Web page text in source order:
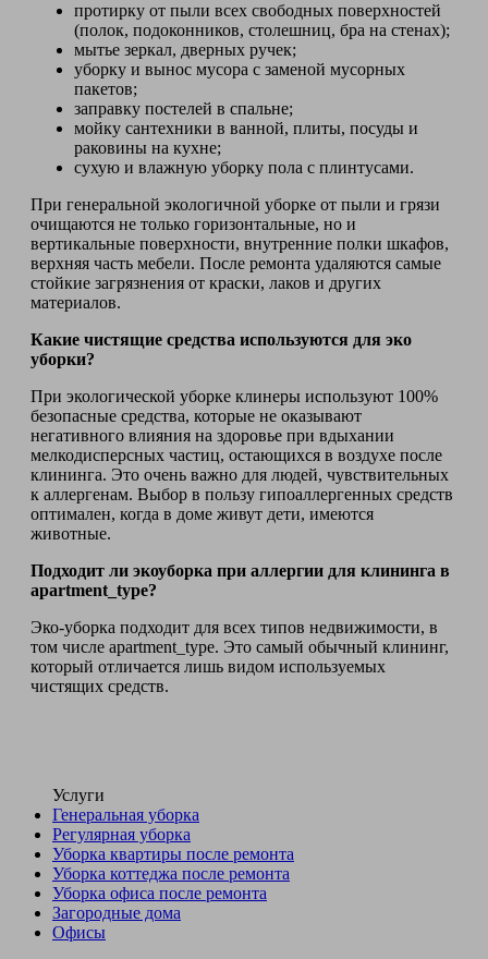
протирку от пыли всех свободных поверхностей
(полок, подоконников, столешниц, бра на стенах);
мытье зеркал, дверных ручек;
уборку и вынос мусора с заменой мусорных
пакетов;
заправку постелей в спальне;
мойку сантехники в ванной, плиты, посуды и
раковины на кухне;
сухую и влажную уборку пола с плинтусами.
При генеральной экологичной уборке от пыли и грязи
очищаются не только горизонтальные, но и
вертикальные поверхности, внутренние полки шкафов,
верхняя часть мебели. После ремонта удаляются самые
стойкие загрязнения от краски, лаков и других
материалов.
Какие чистящие средства используются для эко
уборки?
При экологической уборке клинеры используют 100%
безопасные средства, которые не оказывают
негативного влияния на здоровье при вдыхании
мелкодисперсных частиц, остающихся в воздухе после
клининга. Это очень важно для людей, чувствительных
к аллергенам. Выбор в пользу гипоаллергенных средств
оптимален, когда в доме живут дети, имеются
животные.
Подходит ли экоуборка при аллергии для клининга в
apartment_type?
Эко-уборка подходит для всех типов недвижимости, в
том числе apartment_type. Это самый обычный клининг,
который отличается лишь видом используемых
чистящих средств.
Услуги
Генеральная уборка
Регулярная уборка
Уборка квартиры после ремонта
Уборка коттеджа после ремонта
Уборка офиса после ремонта
Загородные дома
Офисы